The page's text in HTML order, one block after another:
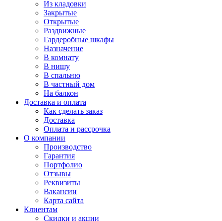
Из кладовки
Закрытые
Открытые
Раздвижные
Гардеробные шкафы
Назначение
В комнату
В нишу
В спальню
В частный дом
На балкон
Доставка и оплата
Как сделать заказ
Доставка
Оплата и рассрочка
О компании
Производство
Гарантия
Портфолио
Отзывы
Реквизиты
Вакансии
Карта сайта
Клиентам
Скидки и акции